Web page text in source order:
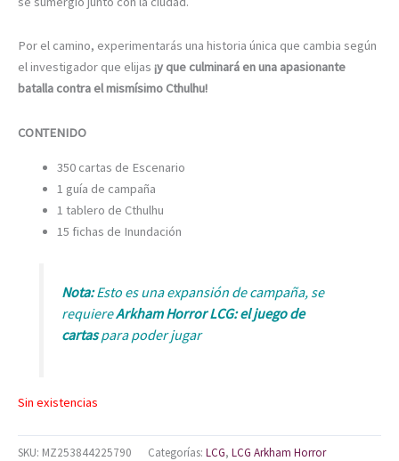
Por el camino, experimentarás una historia única que cambia según
el investigador que elijas ¡y que culminará en una apasionante
batalla contra el mismísimo Cthulhu!
CONTENIDO
350 cartas de Escenario
1 guía de campaña
1 tablero de Cthulhu
15 fichas de Inundación
Nota:Esto es una expansión de campaña, se
requiereArkham Horror LCG: el juego de
cartaspara poder jugar
Sin existencias
SKU: MZ253844225790 Categorías: LCG, LCG Arkham Horror